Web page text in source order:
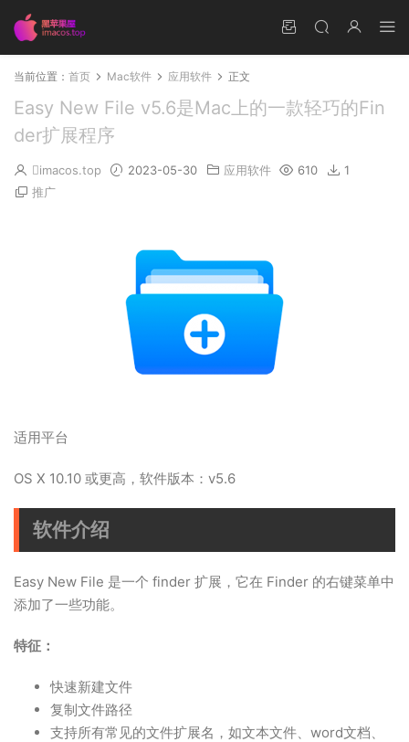
当前位置： 首页 Mac软件 应用软件 正文
Easy New File v5.6是Mac上的一款轻巧的Fin
der扩展程序
imacos.top 2023-05-30 应用软件 610
1
推广
适用平台
OS X 10.10 或更高，软件版本：v5.6
软件介绍
Easy New File 是一个 finder 扩展，它在 Finder 的右键菜单中
添加了一些功能。
特征：
快速新建文件
复制文件路径
支持所有常见的文件扩展名，如文本文件、word文档、